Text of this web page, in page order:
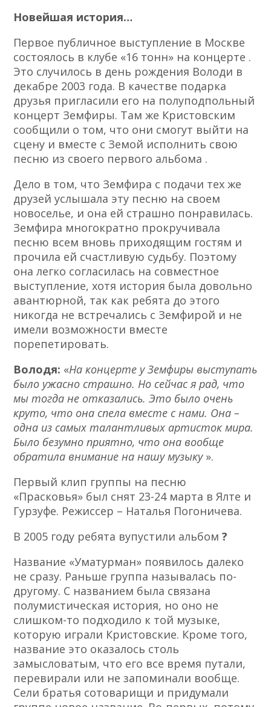
Новейшая история…
Первое публичное выступление в Москве
состоялось в клубе «16 тонн» на концерте .
Это случилось в день рождения Володи в
декабре 2003 года. В качестве подарка
друзья пригласили его на полуподпольный
концерт Земфиры. Там же Кристовским
сообщили о том, что они смогут выйти на
сцену и вместе с Земой исполнить свою
песню из своего первого альбома .
Дело в том, что Земфира с подачи тех же
друзей услышала эту песню на своем
новоселье, и она ей страшно понравилась.
Земфира многократно прокручивала
песню всем вновь приходящим гостям и
прочила ей счастливую судьбу. Поэтому
она легко согласилась на совместное
выступление, хотя история была довольно
авантюрной, так как ребята до этого
никогда не встречались с Земфирой и не
имели возможности вместе
порепетировать.
Володя: «На концерте у Земфиры выступать
было ужасно страшно. Но сейчас я рад, что
мы тогда не отказались. Это было очень
круто, что она спела вместе с нами. Она –
одна из самых талантливых артисток мира.
Было безумно приятно, что она вообще
обратила внимание на нашу музыку ».
Первый клип группы на песню
«Прасковья» был снят 23-24 марта в Ялте и
Гурзуфе. Режиссер – Наталья Погоничева.
В 2005 году ребята вупустили альбом?
Название «Уматурман» появилось далеко
не сразу. Раньше группа называлась по-
другому. С названием была связана
полумистическая история, но оно не
слишком-то подходило к той музыке,
которую играли Кристовские. Кроме того,
название это оказалось столь
замысловатым, что его все время путали,
перевирали или не запоминали вообще.
Сели братья сотоварищи и придумали